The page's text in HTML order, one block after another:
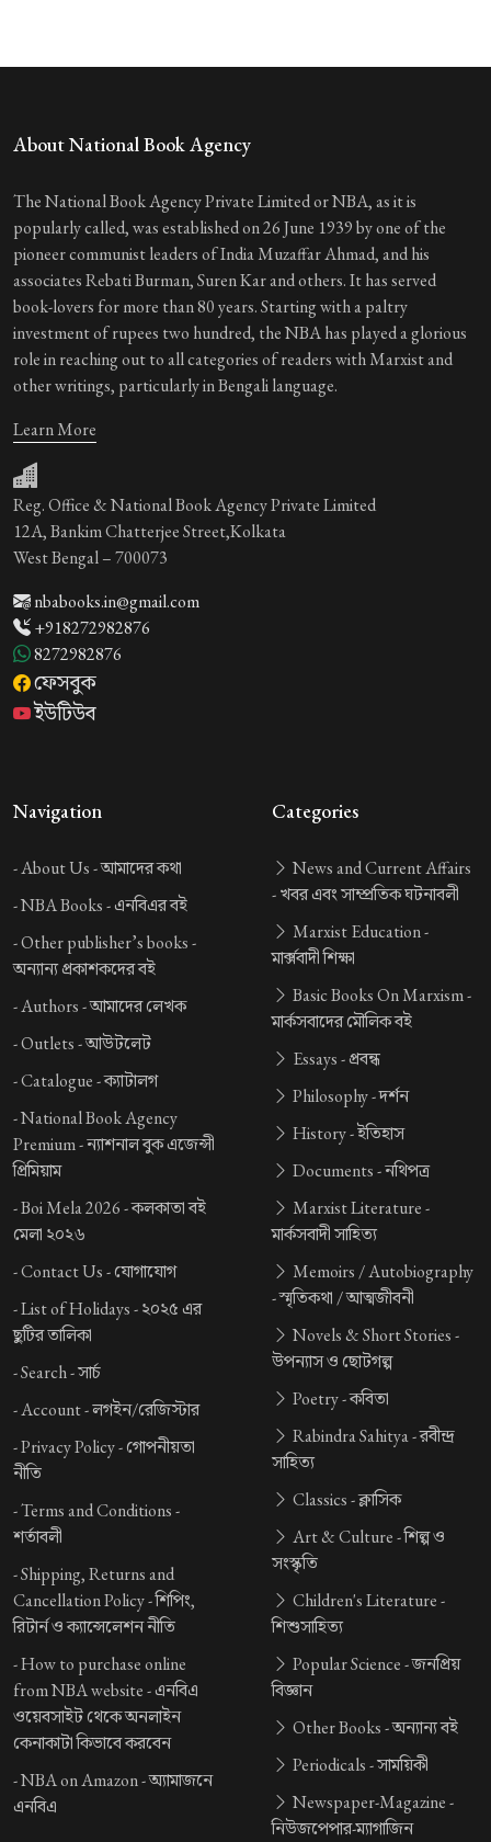
About National Book Agency
The National Book Agency Private Limited or NBA, as it is
popularly called, was established on 26 June 1939 by one of the
pioneer communist leaders of India Muzaffar Ahmad, and his
associates Rebati Burman, Suren Kar and others. It has served
book-lovers for more than 80 years. Starting with a paltry
investment of rupees two hundred, the NBA has played a glorious
role in reaching out to all categories of readers with Marxist and
other writings, particularly in Bengali language.
Learn More
Reg. Office & National Book Agency Private Limited
12A, Bankim Chatterjee Street,Kolkata
West Bengal – 700073
nbabooks.in@gmail.com
+918272982876
8272982876
ফেসবুক
ইউটিউব
Navigation
-About Us -আমাদের কথা
-NBA Books -এনবিএর বই
-Other publisher’s books -
অন্যান্য প্রকাশকদের বই
-Authors -আমাদের লেখক
-Outlets -আউটলেট
-Catalogue -ক্যাটালগ
-National Book Agency
Premium -ন্যাশনাল বুক এজেন্সী
প্রিমিয়াম
-Boi Mela 2026 -কলকাতা বই
মেলা ২০২৬
-Contact Us -যোগাযোগ
-List of Holidays -২০২৫ এর
ছুটির তালিকা
-Search -সার্চ
-Account -লগইন/রেজিস্টার
-Privacy Policy -গোপনীয়তা
নীতি
-Terms and Conditions -
শর্তাবলী
-Shipping, Returns and
Cancellation Policy -শিপিং,
রিটার্ন ও ক্যান্সেলেশন নীতি
-How to purchase online
from NBA website -এনবিএ
ওয়েবসাইট থেকে অনলাইন
কেনাকাটা কিভাবে করবেন
-NBA on Amazon -অ্যামাজনে
এনবিএ
Categories
News and Current Affairs
-খবর এবং সাম্প্রতিক ঘটনাবলী
Marxist Education -
মার্ক্সবাদী শিক্ষা
Basic Books On Marxism -
মার্কসবাদের মৌলিক বই
Essays -প্রবন্ধ
Philosophy -দর্শন
History -ইতিহাস
Documents -নথিপত্র
Marxist Literature -
মার্কসবাদী সাহিত্য
Memoirs / Autobiography
-স্মৃতিকথা / আত্মজীবনী
Novels & Short Stories -
উপন্যাস ও ছোটগল্প
Poetry -কবিতা
Rabindra Sahitya -রবীন্দ্র
সাহিত্য
Classics -ক্লাসিক
Art & Culture -শিল্প ও
সংস্কৃতি
Children's Literature -
শিশুসাহিত্য
Popular Science -জনপ্রিয়
বিজ্ঞান
Other Books -অন্যান্য বই
Periodicals -সাময়িকী
Newspaper-Magazine -
নিউজপেপার-ম্যাগাজিন